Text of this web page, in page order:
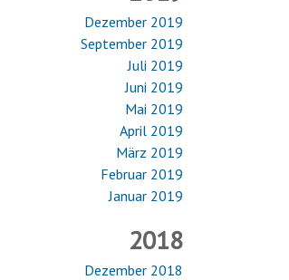
Dezember 2019
September 2019
Juli 2019
Juni 2019
Mai 2019
April 2019
März 2019
Februar 2019
Januar 2019
2018
Dezember 2018